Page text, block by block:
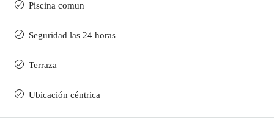
Piscina comun
Seguridad las 24 horas
Terraza
Ubicación céntrica